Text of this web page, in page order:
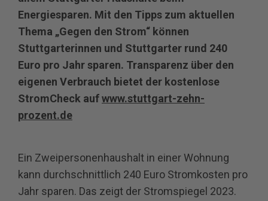
Energiesparen. Mit den Tipps zum aktuellen
Thema „Gegen den Strom“ können
Stuttgarterinnen und Stuttgarter rund 240
Euro pro Jahr sparen. Transparenz über den
eigenen Verbrauch bietet der kostenlose
StromCheck aufwww.stuttgart-zehn-
prozent.de
Ein Zweipersonenhaushalt in einer Wohnung
kann durchschnittlich 240 Euro Stromkosten pro
Jahr sparen. Das zeigt der Stromspiegel 2023.